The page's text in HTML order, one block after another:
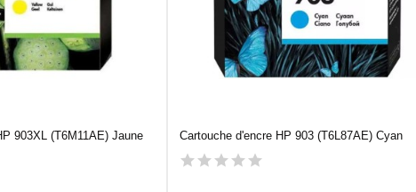
903XL (T6M11AE) Jaune Cartouche d'encre HP 903 (T6L87AE) Cyan